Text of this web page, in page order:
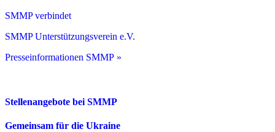
SMMP verbindet
SMMP Unterstützungsverein e.V.
Presseinformationen SMMP »
Stellenangebote bei SMMP
Gemeinsam für die Ukraine